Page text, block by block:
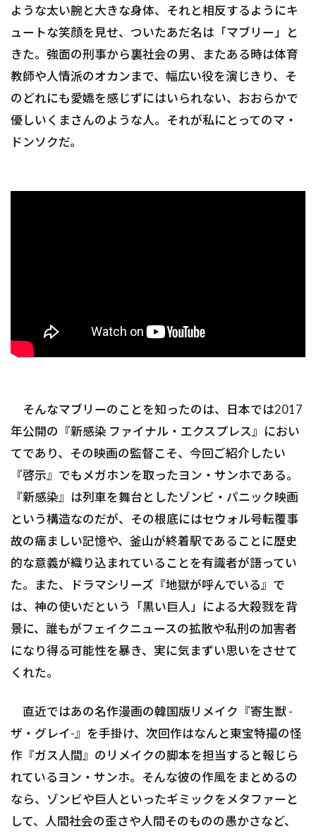
ような太い腕と大きな身体、それと相反するようにキ
ュートな笑顔を見せ、ついたあだ名は「マブリー」と
きた。強面の刑事から裏社会の男、またある時は体育
教師や人情派のオカンまで、幅広い役を演じきり、そ
のどれにも愛嬌を感じずにはいられない、おおらかで
優しいくまさんのような人。それが私にとってのマ・
ドンソクだ。
そんなマブリーのことを知ったのは、日本では2017
年公開の『新感染 ファイナル・エクスプレス』におい
てであり、その映画の監督こそ、今回ご紹介したい
『啓示』でもメガホンを取ったヨン・サンホである。
『新感染』は列車を舞台としたゾンビ・パニック映画
という構造なのだが、その根底にはセウォル号転覆事
故の痛ましい記憶や、釜山が終着駅であることに歴史
的な意義が織り込まれていることを有識者が語ってい
た。また、ドラマシリーズ『地獄が呼んでいる』で
は、神の使いだという「黒い巨人」による大殺戮を背
景に、誰もがフェイクニュースの拡散や私刑の加害者
になり得る可能性を暴き、実に気まずい思いをさせて
くれた。
直近ではあの名作漫画の韓国版リメイク『寄生獣 -
ザ・グレイ-』を手掛け、次回作はなんと東宝特撮の怪
作『ガス人間』のリメイクの脚本を担当すると報じら
れているヨン・サンホ。そんな彼の作風をまとめるの
なら、ゾンビや巨人といったギミックをメタファーと
して、人間社会の歪さや人間そのものの愚かさなど、